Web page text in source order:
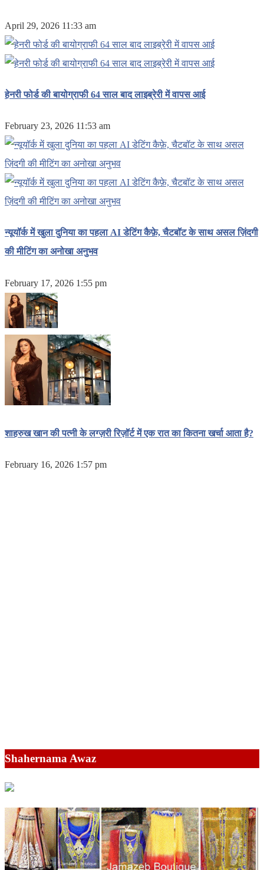
April 29, 2026 11:33 am
हेनरी फोर्ड की बायोग्राफी 64 साल बाद लाइब्रेरी में वापस आई
February 23, 2026 11:53 am
न्यूयॉर्क में खुला दुनिया का पहला AI डेटिंग कैफ़े, चैटबॉट के साथ असल ज़िंदगी
की मीटिंग का अनोखा अनुभव
February 17, 2026 1:55 pm
शाहरुख खान की पत्नी के लग्ज़री रिज़ॉर्ट में एक रात का कितना खर्चा आता है?
February 16, 2026 1:57 pm
Shahernama Awaz